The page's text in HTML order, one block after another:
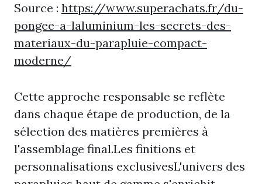
Source : https://www.superachats.fr/du-
pongee-a-laluminium-les-secrets-des-
materiaux-du-parapluie-compact-
moderne/
Cette approche responsable se reflète
dans chaque étape de production, de la
sélection des matières premières à
l'assemblage final.Les finitions et
personnalisations exclusivesL'univers des